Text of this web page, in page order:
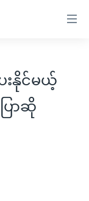
နိုင်မယ့်
ာဆို